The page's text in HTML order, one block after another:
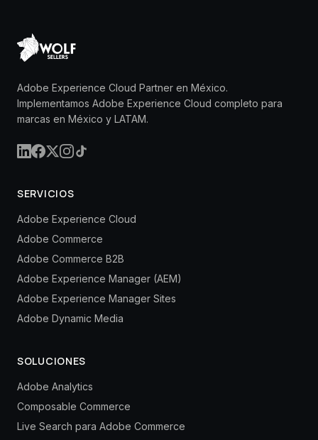
Adobe Experience Cloud Partner en México.
Implementamos Adobe Experience Cloud completo para
marcas en México y LATAM.
SERVICIOS
Adobe Experience Cloud
Adobe Commerce
Adobe Commerce B2B
Adobe Experience Manager (AEM)
Adobe Experience Manager Sites
Adobe Dynamic Media
SOLUCIONES
Adobe Analytics
Composable Commerce
Live Search para Adobe Commerce